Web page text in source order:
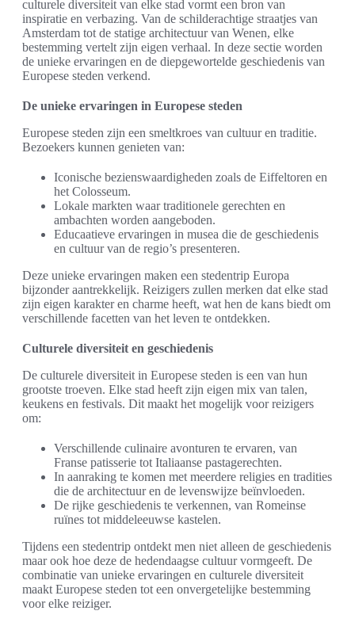
culturele diversiteit van elke stad vormt een bron van
inspiratie en verbazing. Van de schilderachtige straatjes van
Amsterdam tot de statige architectuur van Wenen, elke
bestemming vertelt zijn eigen verhaal. In deze sectie worden
de unieke ervaringen en de diepgewortelde geschiedenis van
Europese steden verkend.
De unieke ervaringen in Europese steden
Europese steden zijn een smeltkroes van cultuur en traditie.
Bezoekers kunnen genieten van:
Iconische bezienswaardigheden zoals de Eiffeltoren en
het Colosseum.
Lokale markten waar traditionele gerechten en
ambachten worden aangeboden.
Educa­atieve ervaringen in musea die de geschiedenis
en cultuur van de regio’s presenteren.
Deze unieke ervaringen maken een stedentrip Europa
bijzonder aantrekkelijk. Reizigers zullen merken dat elke stad
zijn eigen karakter en charme heeft, wat hen de kans biedt om
verschillende facetten van het leven te ontdekken.
Culturele diversiteit en geschiedenis
De culturele diversiteit in Europese steden is een van hun
grootste troeven. Elke stad heeft zijn eigen mix van talen,
keukens en festivals. Dit maakt het mogelijk voor reizigers
om:
Verschillende culinaire avonturen te ervaren, van
Franse patisserie tot Italiaanse pastagerechten.
In aanraking te komen met meerdere religies en tradities
die de architectuur en de levenswijze beïnvloeden.
De rijke geschiedenis te verkennen, van Romeinse
ruïnes tot middeleeuwse kastelen.
Tijdens een stedentrip ontdekt men niet alleen de geschiedenis
maar ook hoe deze de hedendaagse cultuur vormgeeft. De
combinatie van unieke ervaringen en culturele diversiteit
maakt Europese steden tot een onvergetelijke bestemming
voor elke reiziger.